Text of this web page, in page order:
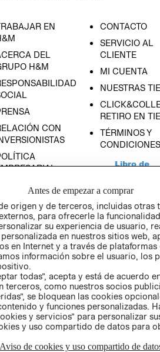
EN
DEL
H&M
CON
CONTACTO
SERVICIO AL
CLIENTE
MI CUENTA
NUESTRAS
RETIRO EN
TÉRMINOS Y
CONDICIONES
AVISO DE
PRIVACIDAD
GIFT CARD
Antes de empezar a comprar
origen y de terceros, incluidas otras
para ofrecerle la
su experiencia de usuario,
en nuestros sitios web,
en Internet y a través de plataformas
información sobre el usuario, los
todas”, acepta y está de acuerdo
terceros, como nuestros socios
se bloquean las cookies
y funciones personalizadas.
y servicios” para personalizar
y uso compartido de datos para
Aviso de cookies y uso compartido de